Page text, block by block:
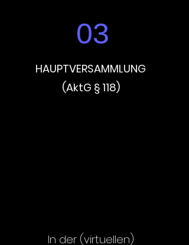
03
HAUPTVERSAMMLUNG
(AktG § 118)
In der (virtuellen)